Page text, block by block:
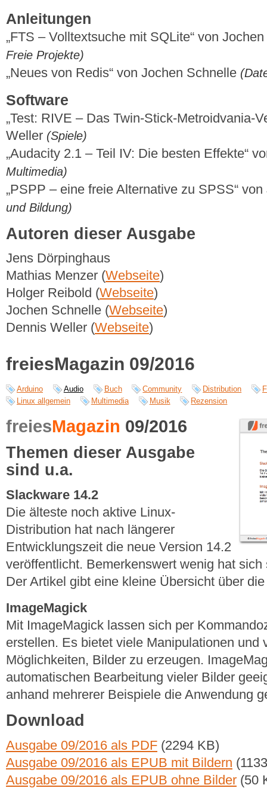
Anleitungen
„FTS – Volltextsuche mit SQLite“ von
Freie Projekte)
„Neues von Redis“ von Jochen Schnelle
Software
„Test: RIVE – Das Twin-Stick-Metroidvania-
Weller (Spiele)
„Audacity 2.1 – Teil IV: Die besten Effekte“
Multimedia)
„PSPP – eine freie Alternative zu SPSS“
und Bildung)
Autoren dieser Ausgabe
Jens Dörpinghaus
Mathias Menzer (Webseite)
Holger Reibold (Webseite)
Jochen Schnelle (Webseite)
Dennis Weller (Webseite)
freiesMagazin 09/2016
Arduino Audio Buch Community Distribution
Linux allgemein
Multimedia Musik Rezension
freiesMagazin 09/2016
Themen dieser Ausgabe
sind u.a.
Slackware 14.2
Die älteste noch aktive Linux-
Distribution hat nach längerer
Entwicklungszeit die neue Version 14.2
veröffentlicht. Bemerkenswert wenig hat
Der Artikel gibt eine kleine Übersicht über
ImageMagick
Mit ImageMagick lassen sich per
erstellen. Es bietet viele Manipulationen und
Möglichkeiten, Bilder zu erzeugen.
automatischen Bearbeitung vieler Bilder
anhand mehrerer Beispiele die Anwendung
Download
Ausgabe 09/2016 als PDF (2294 KB)
Ausgabe 09/2016 als EPUB mit Bildern
Ausgabe 09/2016 als EPUB ohne Bilder (50